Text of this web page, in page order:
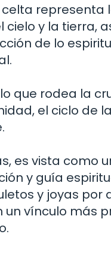
celta representa
cielo y la tierra,
de lo
que rodea la
el ciclo de
es vista como
y guía
y joyas por
un vínculo más